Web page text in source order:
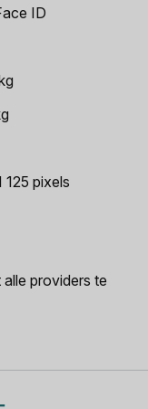
ID
pixels
providers te